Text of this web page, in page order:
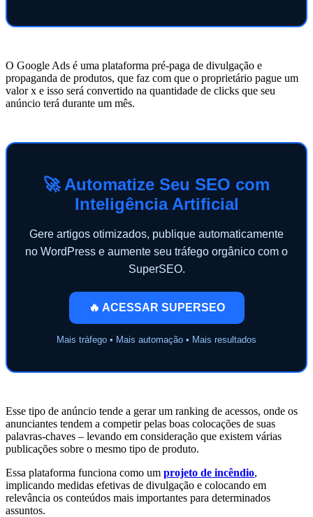
O Google Ads é uma plataforma pré-paga de divulgação e
propaganda de produtos, que faz com que o proprietário pague um
valor x e isso será convertido na quantidade de clicks que seu
anúncio terá durante um mês.
🚀 Automatize Seu SEO com
Inteligência Artificial
Gere artigos otimizados, publique automaticamente
no WordPress e aumente seu tráfego orgânico com o
SuperSEO.
🔥 ACESSAR SUPERSEO
Mais tráfego • Mais automação • Mais resultados
Esse tipo de anúncio tende a gerar um ranking de acessos, onde os
anunciantes tendem a competir pelas boas colocações de suas
palavras-chaves – levando em consideração que existem várias
publicações sobre o mesmo tipo de produto.
Essa plataforma funciona como um projeto de incêndio,
implicando medidas efetivas de divulgação e colocando em
relevância os conteúdos mais importantes para determinados
assuntos.